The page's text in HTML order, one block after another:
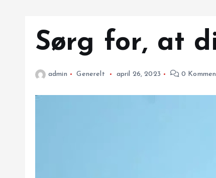
Sørg for, at
admin Generelt april 26, 2023 0